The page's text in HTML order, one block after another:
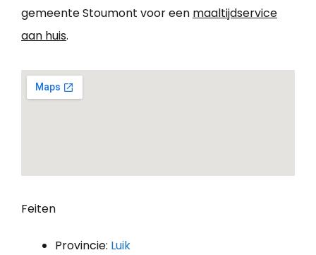
gemeente Stoumont voor een maaltijdservice
aan huis.
Feiten
Provincie: Luik